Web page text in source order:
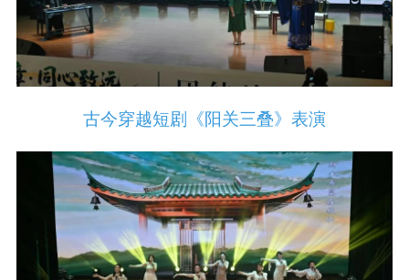
古今穿越短剧《阳关三叠》表演